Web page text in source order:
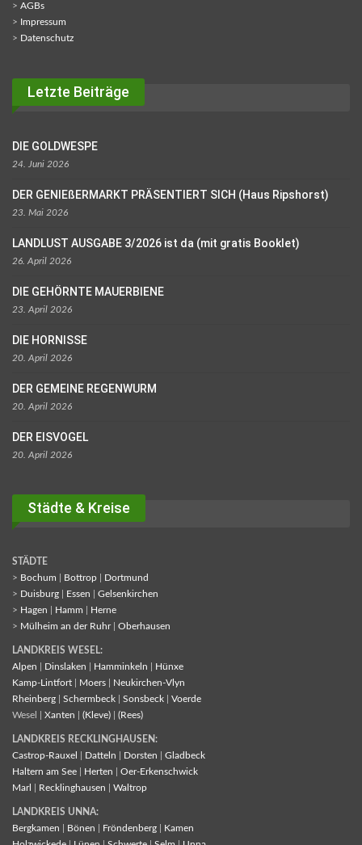
> AGBs
> Impressum
> Datenschutz
Letzte Beiträge
DIE GOLDWESPE
24. Juni 2026
DER GENIEßERMARKT PRÄSENTIERT SICH (Haus Ripshorst)
23. Mai 2026
LANDLUST AUSGABE 3/2026 ist da (mit gratis Booklet)
26. April 2026
DIE GEHÖRNTE MAUERBIENE
23. April 2026
DIE HORNISSE
20. April 2026
DER GEMEINE REGENWURM
20. April 2026
DER EISVOGEL
20. April 2026
Städte & Kreise
STÄDTE
> Bochum Bottrop
Dortmund
> Duisburg Essen
Gelsenkirchen
> Hagen Hamm
Herne
> Mülheim an der Ruhr| Oberhausen
LANDKREIS WESEL:
Alpen
Dinslaken Hamminkeln
Hünxe
Kamp-Lintfort
Moers
Neukirchen-Vlyn
Rheinberg
Schermbeck Sonsbeck
Voerde
Wesel | Xanten (Kleve) (Rees)
LANDKREIS RECKLINGHAUSEN:
Castrop-Rauxel
Datteln Dorsten
Gladbeck
Haltern am See
Herten
Oer-Erkenschwick
Marl
Recklinghausen Waltrop
LANDKREIS UNNA:
Bergkamen
Bönen Fröndenberg
Kamen